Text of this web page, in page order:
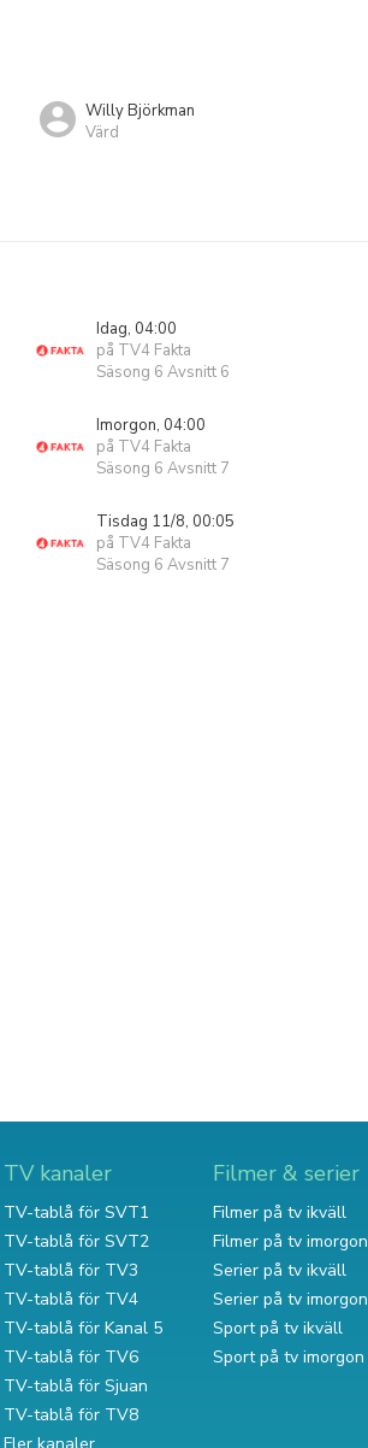
Willy Björkman
Värd
Idag, 04:00
på TV4 Fakta
Säsong 6 Avsnitt 6
Imorgon, 04:00
på TV4 Fakta
Säsong 6 Avsnitt 7
Tisdag 11/8, 00:05
på TV4 Fakta
Säsong 6 Avsnitt 7
TV kanaler
TV-tablå för SVT1
TV-tablå för SVT2
TV-tablå för TV3
TV-tablå för TV4
TV-tablå för Kanal 5
TV-tablå för TV6
TV-tablå för Sjuan
TV-tablå för TV8
Filmer & serier
Filmer på tv ikväll
Filmer på tv imorgon
Serier på tv ikväll
Serier på tv imorgon
Sport på tv ikväll
Sport på tv imorgon